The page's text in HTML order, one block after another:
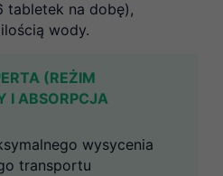
tabletek na dobę),
wody.
(REŻIM
I ABSORPCJA
wysycenia
transportu